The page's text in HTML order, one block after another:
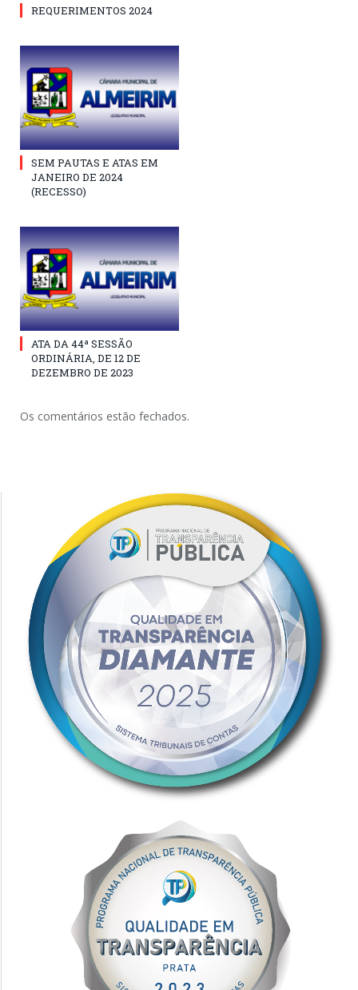
REQUERIMENTOS 2024
SEM PAUTAS E ATAS EM
JANEIRO DE 2024
(RECESSO)
ATA DA 44ª SESSÃO
ORDINÁRIA, DE 12 DE
DEZEMBRO DE 2023
Os comentários estão fechados.